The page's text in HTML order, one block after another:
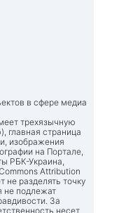
в сфере медиа
трехязычную
главная страница
изображения
на Портале,
РБК-Украина,
Attribution
разделять точку
не подлежат
За
несет